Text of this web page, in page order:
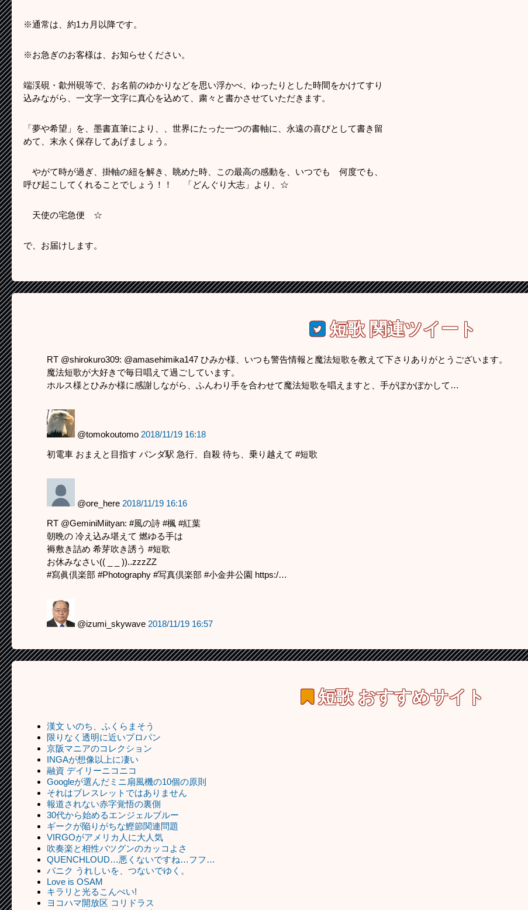
※通常は、約1カ月以降です。
※お急ぎのお客様は、お知らせください。
端渓硯・歙州硯等で、お名前のゆかりなどを思い浮かべ、ゆったりとした時間をかけてすり
込みながら、一文字一文字に真心を込めて、粛々と書かさせていただきます。
「夢や希望」を、墨書直筆により、、世界にたった一つの書軸に、永遠の喜びとして書き留
めて、末永く保存してあげましょう。
やがて時が過ぎ、掛軸の紐を解き、眺めた時、この最高の感動を、いつでも 何度でも、
呼び起こしてくれることでしょう！！ 「どんぐり大志」より、☆
天使の宅急便 ☆
で、お届けします。
短歌関連ツイート
RT @shirokuro309: @amasehimika147 ひみか様、いつも警告情報と魔法短歌を教えて下さりありがとうございます。
魔法短歌が大好きで毎日唱えて過ごしています。
ホルス様とひみか様に感謝しながら、ふんわり手を合わせて魔法短歌を唱えますと、手がぽかぽかして…
@tomokoutomo 2018/11/19 16:18
初電車 おまえと目指す パンダ駅 急行、自殺 待ち、乗り越えて #短歌
@ore_here 2018/11/19 16:16
RT @GeminiMiityan: #風の詩 #楓 #紅葉
朝晩の 冷え込み堪えて 燃ゆる手は
褥敷き詰め 希芽吹き誘う #短歌
お休みなさい(( _ _ ))..zzzZZ
#寫眞倶楽部 #Photography #写真倶楽部 #小金井公園 https:/…
@izumi_skywave 2018/11/19 16:57
短歌 おすすめサイト
漢文 いのち、ふくらまそう
限りなく透明に近いプロパン
京阪マニアのコレクション
INGAが想像以上に凄い
融資 デイリーニコニコ
Googleが選んだミニ扇風機の10個の原則
それはブレスレットではありません
報道されない赤字覚悟の裏側
30代から始めるエンジェルブルー
ギークが陥りがちな鰹節関連問題
VIRGOがアメリカ人に大人気
吹奏楽と相性バツグンのカッコよさ
QUENCHLOUD…悪くないですね…フフ…
パニク うれしいを、つないでゆく。
Love is OSAM
キラリと光るこんぺい!
ヨコハマ開放区 コリドラス